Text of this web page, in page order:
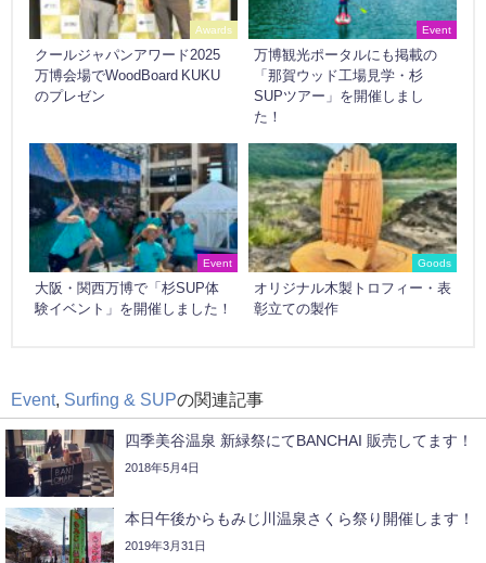
Awards
クールジャパンアワード2025
万博会場でWoodBoard KUKU
のプレゼン
Event
万博観光ポータルにも掲載の
「那賀ウッド工場見学・杉
SUPツアー」を開催しまし
た！
Event
大阪・関西万博で「杉SUP体
験イベント」を開催しました！
Goods
オリジナル木製トロフィー・表
彰立ての製作
Event, Surfing & SUPの関連記事
四季美谷温泉 新緑祭にてBANCHAI 販売してます！
2018年5月4日
本日午後からもみじ川温泉さくら祭り開催します！
2019年3月31日